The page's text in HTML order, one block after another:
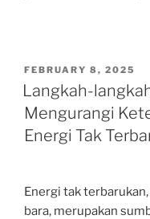
POSTED
ON
FEBRUARY 8, 2025
Langkah-
Mengurangi
Energi Tak
Energi tak
bara, merupakan